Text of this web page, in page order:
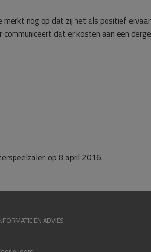
merkt nog op dat zij het als positief
dat er kosten aan een
op 8 april 2016.
EN ADVIES